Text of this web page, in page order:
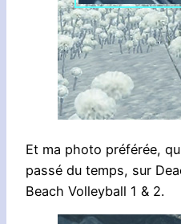
Et ma photo préférée,
passé du temps, sur
Beach Volleyball 1 & 2.